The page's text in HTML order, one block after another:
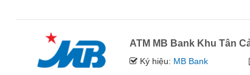
ATM MB Bank Khu Tân
Ký hiệu: MB Bank